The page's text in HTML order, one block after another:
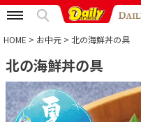
特集から選ぶ
予算から選ぶ
HOME お中元 北の海鮮丼の具
北の海鮮丼の具